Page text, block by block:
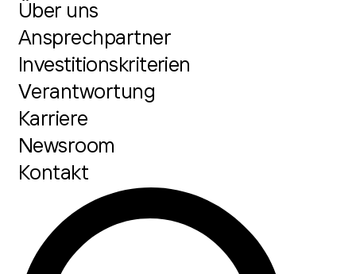
Über uns
Ansprechpartner
Investitionskriterien
Verantwortung
Karriere
Newsroom
Kontakt